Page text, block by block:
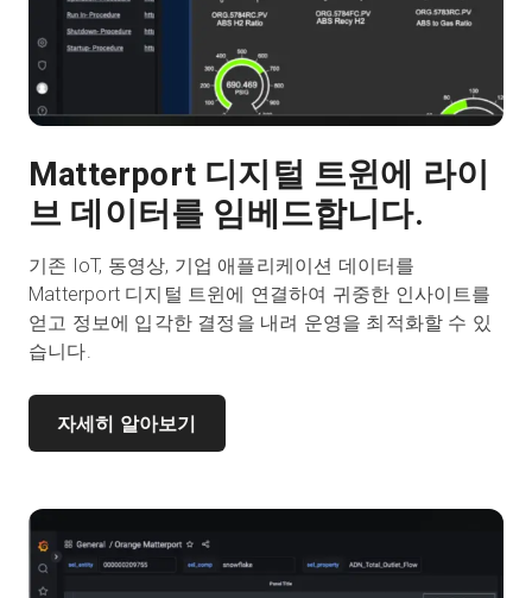
Matterport 디지털 트윈에 라이
브 데이터를 임베드합니다.
기존 IoT, 동영상, 기업 애플리케이션 데이터를
Matterport 디지털 트윈에 연결하여 귀중한 인사이트를
얻고 정보에 입각한 결정을 내려 운영을 최적화할 수 있
습니다.
자세히 알아보기